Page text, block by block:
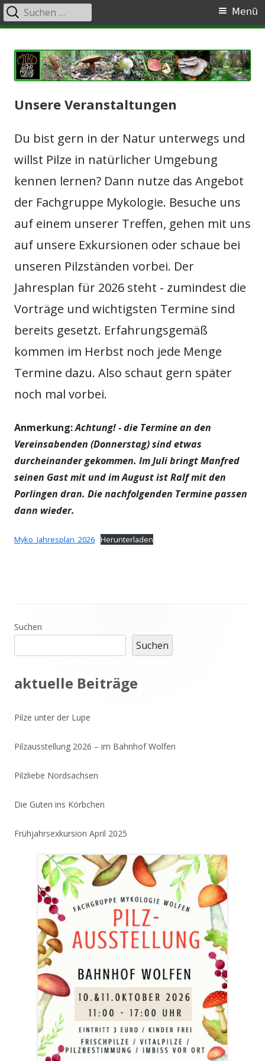
zum
Inhalt
Pilzverein in Wolfen | Pilze,
Pilzvorträge, Pilzwanderungen,
Pilzaustellungen
Primäres
Menü
Suche
nach:
Unsere Veranstaltungen
Du bist gern in der Natur unterwegs und
willst Pilze in natürlicher Umgebung
kennen lernen? Dann nutze das Angebot
der Fachgruppe Mykologie. Besuche uns
auf einem unserer Treffen, gehen mit uns
auf unsere Exkursionen oder schaue bei
unseren Pilzständen vorbei. Der
Jahresplan für 2026 steht - zumindest die
Vorträge und wichtigsten Termine sind
bereits gesetzt. Erfahrungsgemäß
kommen im Herbst noch jede Menge
Termine dazu. Also schaut gern später
noch mal vorbei.
Anmerkung:Achtung! - die Termine an den
Vereinsabenden (Donnerstag) sind etwas
durcheinander gekommen. Im Juli bringt Manfred
seinen Gast mit und im August ist Ralf mit den
Porlingen dran. Die nachfolgenden Termine passen
dann wieder.
Myko_Jahresplan_2026 Herunterladen
Haupt-
Seitenleiste
Suchen
Suchen
aktuelle Beiträge
Pilze unter der Lupe
Pilzausstellung 2026 – im Bahnhof Wolfen
Pilzliebe Nordsachsen
Die Guten ins Körbchen
Frühjahrsexkursion April 2025